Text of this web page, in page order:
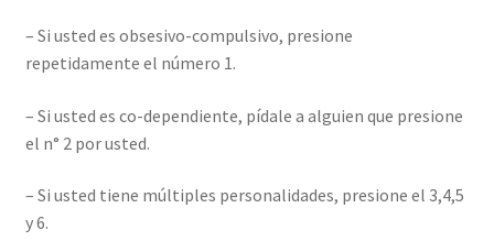
– Si usted es obsesivo-compulsivo, presione
repetidamente el número 1.
– Si usted es co-dependiente, pídale a alguien que presione
el n° 2 por usted.
– Si usted tiene múltiples personalidades, presione el 3,4,5
y 6.